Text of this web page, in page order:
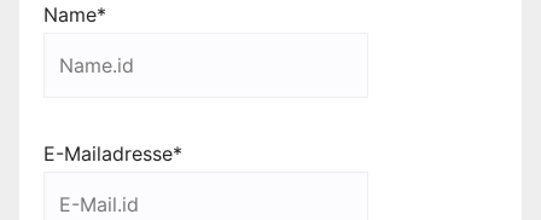
Name*
E-Mailadresse*